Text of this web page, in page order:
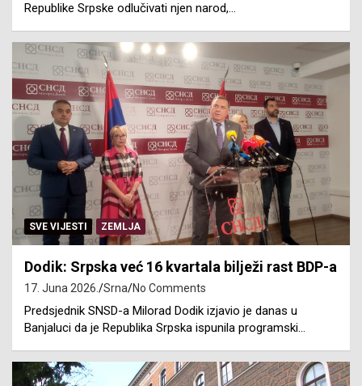
Republike Srpske odlučivati njen narod,…
SVE VIJESTI ZEMLJA
Dodik: Srpska već 16 kvartala bilježi rast BDP-a
17. Juna 2026. Srna No Comments
Predsjednik SNSD-a Milorad Dodik izjavio je danas u
Banjaluci da je Republika Srpska ispunila programski…